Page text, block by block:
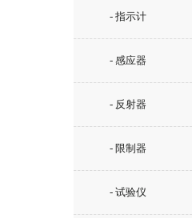
- 指示计
- 感应器
- 反射器
- 限制器
- 试验仪